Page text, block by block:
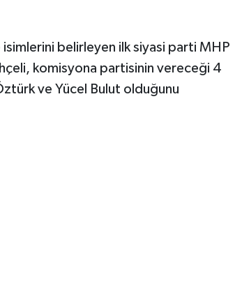
belirleyen ilk siyasi parti MHP
komisyona partisinin vereceği 4
ve Yücel Bulut olduğunu